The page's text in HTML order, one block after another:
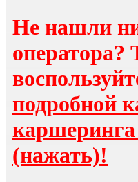
Не нашли
оператора?
подробной
(нажать)!